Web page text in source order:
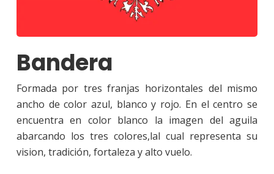
Bandera
Formada por tres franjas horizontales del mismo
ancho de color azul, blanco y rojo. En el centro se
encuentra en color blanco la imagen del aguila
abarcando los tres colores,lal cual representa su
vision, tradición, fortaleza y alto vuelo.